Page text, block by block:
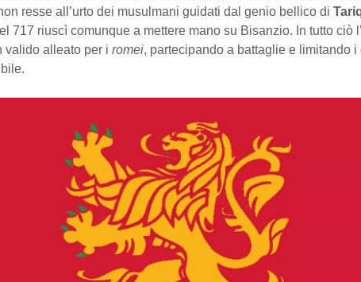
resse all’urto dei musulmani guidati dal genio bellico di
717 riuscì comunque a mettere mano su Bisanzio. In tutto ciò
valido alleato per i romei, partecipando a battaglie e limitando i